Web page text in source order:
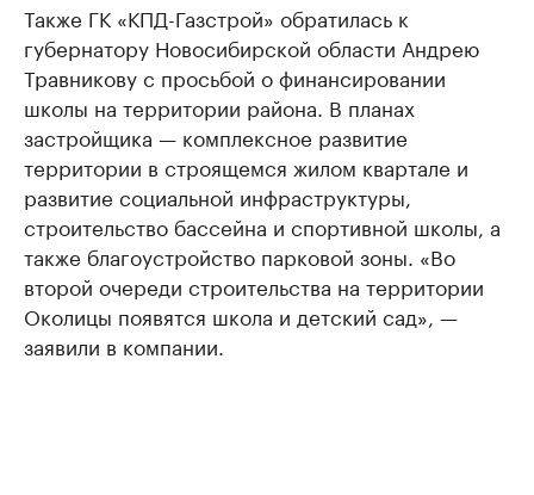
Также ГК «КПД-Газстрой» обратилась к
губернатору Новосибирской области Андрею
Травникову с просьбой о финансировании
школы на территории района. В планах
застройщика — комплексное развитие
территории в строящемся жилом квартале и
развитие социальной инфраструктуры,
строительство бассейна и спортивной школы, а
также благоустройство парковой зоны. «Во
второй очереди строительства на территории
Околицы появятся школа и детский сад», —
заявили в компании.